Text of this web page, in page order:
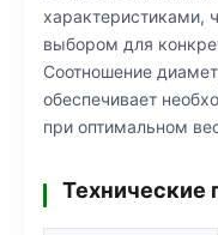
характеристиками,
выбором для
Соотношение
обеспечивает
при оптимальном
Технические